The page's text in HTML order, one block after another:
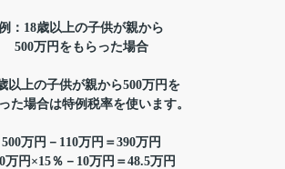
：18歳以上の子供が親から
500万円をもらった場合
以上の子供が親から500万円を
た場合は特例税率を使います。
500万円－110万円＝390万円
万円×15％－10万円＝48.5万円